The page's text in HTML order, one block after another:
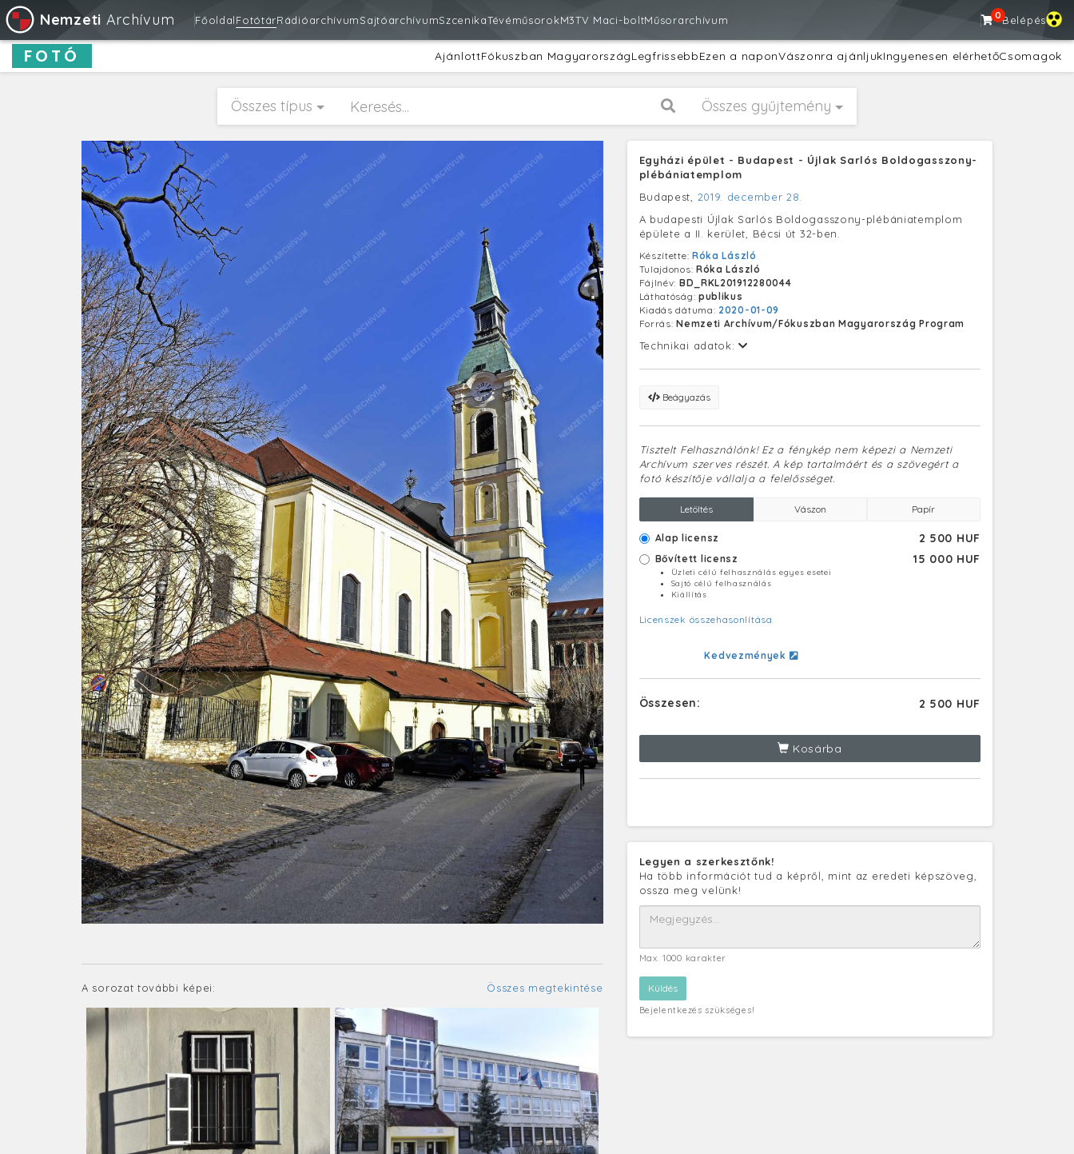
Nemzeti Archívum FőoldalFotótárRádióarchívumSajtóarchívumSzcenikaTévéműsorokM3TV Maci-boltMűsorarchívum 0Belépés
FOTÓ AjánlottFókuszban MagyarországLegfrissebbEzen a naponVászonra ajánljukIngyenesen elérhetőCsomagok
Összes típus Összes gyűjtemény
A sorozat további képei: Összes megtekintése
Egyházi épület - Budapest - Újlak Sarlós Boldogasszony-
plébániatemplom
Budapest, 2019. december 28.
A budapesti Újlak Sarlós Boldogasszony-plébániatemplom
épülete a II. kerület, Bécsi út 32-ben.
Készítette: Róka László
Tulajdonos: Róka László
Fájlnév: BD_RKL201912280044
Láthatóság: publikus
Kiadás dátuma: 2020-01-09
Forrás:Nemzeti Archívum/Fókuszban Magyarország Program
Technikai adatok:
Beágyazás
Tisztelt Felhasználónk! Ez a fénykép nem képezi a Nemzeti
Archívum szerves részét. A kép tartalmáért és a szövegért a
fotó készítője vállalja a felelősséget.
Letöltés Vászon Papír
Alap licensz 2 500 HUF
Bővített licensz 15 000 HUF
Üzleti célú felhasználás egyes esetei
Sajtó célú felhasználás
Kiállítás
Licenszek összehasonlítása
Kedvezmények
Összesen: 2 500 HUF
Kosárba
Legyen a szerkesztőnk!
Ha több információt tud a képről, mint az eredeti képszöveg,
ossza meg velünk!
Max. 1000 karakter
Bejelentkezés szükséges!